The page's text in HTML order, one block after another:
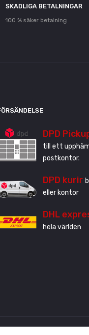
SKADLIGA BETALNINGAR
100 % säker betalning
DPD
till ett
postkontor.
DPD kurir
eller kontor
DHL
hela världen